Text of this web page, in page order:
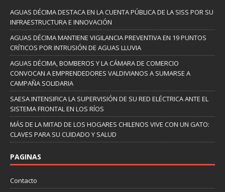
AGUAS DÉCIMA DESTACA EN LA CUENTA PÚBLICA DE LA SISS POR SU
INFRAESTRUCTURA E INNOVACIÓN
AGUAS DÉCIMA MANTIENE VIGILANCIA PREVENTIVA EN 19 PUNTOS
CRÍTICOS POR INTRUSIÓN DE AGUAS LLUVIA
AGUAS DÉCIMA, BOMBEROS Y LA CÁMARA DE COMERCIO
CONVOCAN A EMPRENDEDORES VALDIVIANOS A SUMARSE A
CAMPAÑA SOLIDARIA
SAESA INTENSIFICA LA SUPERVISIÓN DE SU RED ELÉCTRICA ANTE EL
SISTEMA FRONTAL EN LOS RÍOS
MÁS DE LA MITAD DE LOS HOGARES CHILENOS VIVE CON UN GATO:
CLAVES PARA SU CUIDADO Y SALUD
PAGINAS
Contacto